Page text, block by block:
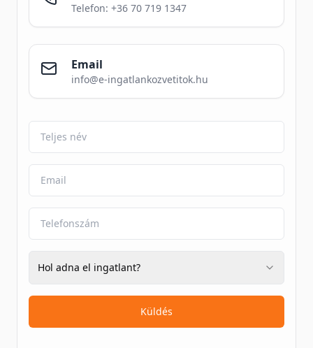
Telefon: +36 70 719 1347
Email
info@e-ingatlankozvetitok.hu
Hol adna el ingatlant?
Küldés